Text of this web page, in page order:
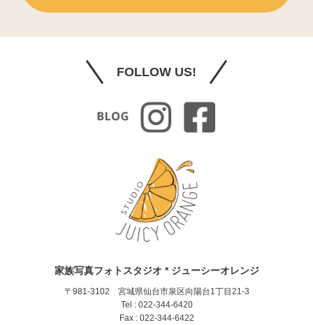
FOLLOW US!
家族写真フォトスタジオ * ジューシーオレンジ
〒981-3102 宮城県仙台市泉区向陽台1丁目21-3
Tel : 022-344-6420
Fax : 022-344-6422